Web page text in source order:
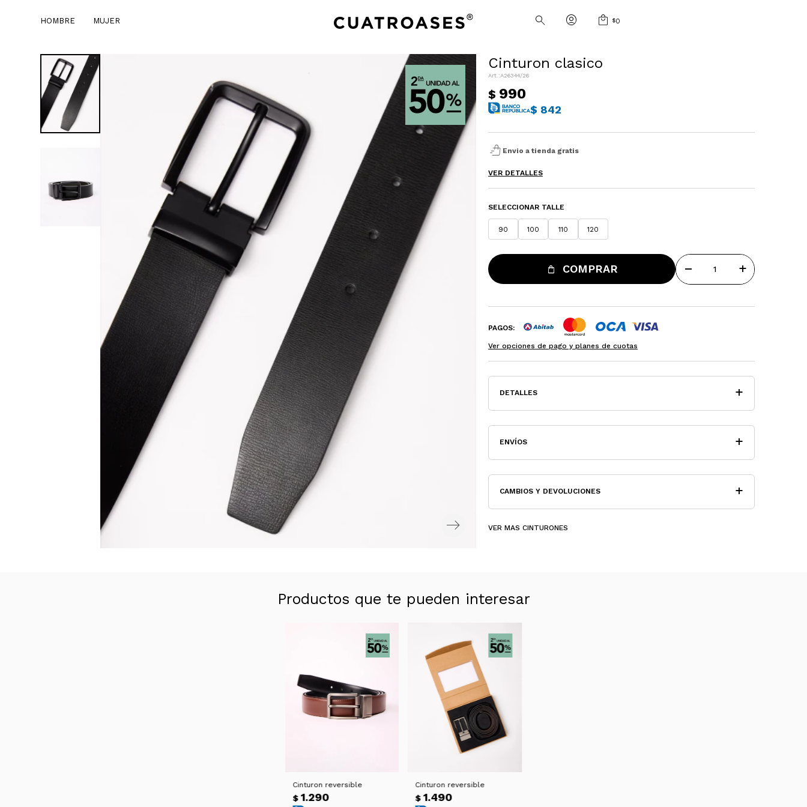
HOMBRE MUJER $0
Cinturon clasico
A26344/26
$ 990
$ 842
shopping_bag_speed Envio a tienda gratis
VER DETALLES
SELECCIONAR TALLE
90 100 110 120
COMPRAR remove add
PAGOS:
Ver opciones de pago y planes de cuotas
DETALLES
ENVÍOS
CAMBIOS Y DEVOLUCIONES
VER MAS CINTURONES
Productos que te pueden interesar
Cinturon reversible
$ 1.290
Cinturon reversible
$ 1.490